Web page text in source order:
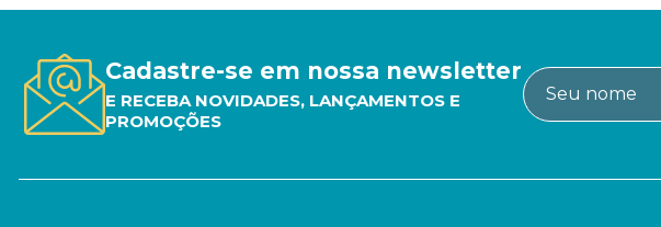
Cadastre-se em nossa newsletter
E RECEBA NOVIDADES, LANÇAMENTOS E
PROMOÇÕES